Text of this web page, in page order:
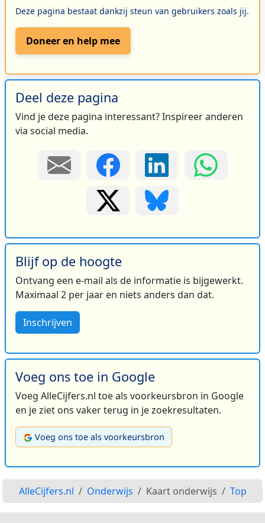
Deze pagina bestaat dankzij steun van gebruikers zoals jij.
Doneer en help mee
Deel deze pagina
Vind je deze pagina interessant? Inspireer anderen
via social media.
Blijf op de hoogte
Ontvang een e-mail als de informatie is bijgewerkt.
Maximaal 2 per jaar en niets anders dan dat.
Inschrijven
Voeg ons toe in Google
Voeg AlleCijfers.nl toe als voorkeursbron in Google
en je ziet ons vaker terug in je zoekresultaten.
Voeg ons toe als voorkeursbron
AlleCijfers.nl Onderwijs Kaart onderwijs Top